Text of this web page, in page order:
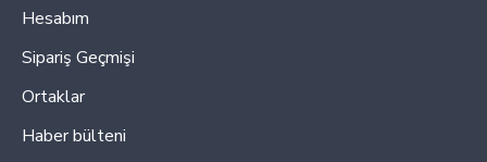
Hesabım
Sipariş Geçmişi
Ortaklar
Haber bülteni